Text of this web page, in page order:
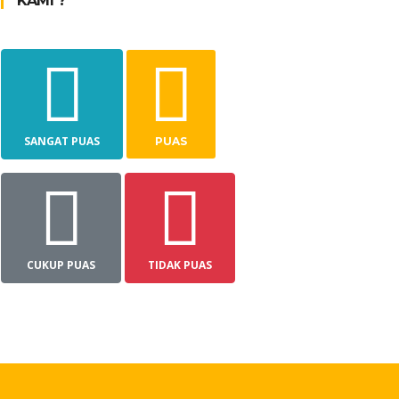
SANGAT PUAS PUAS
CUKUP PUAS TIDAK PUAS